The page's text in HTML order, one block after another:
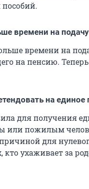
времени на
времени на
на пенсию.
на единое
для получения
или пожилым
для
кто ухаживает за